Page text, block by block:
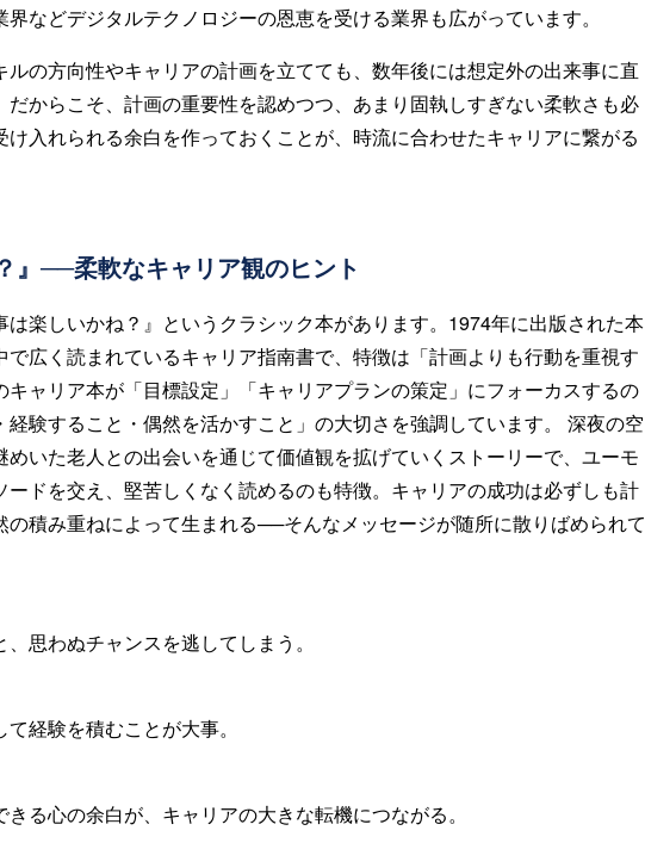
などデジタルテクノロジーの恩恵を受ける業界も広がっています。
の方向性やキャリアの計画を立てても、数年後には想定外の出来事に直
からこそ、計画の重要性を認めつつ、あまり固執しすぎない柔軟さも必
入れられる余白を作っておくことが、時流に合わせたキャリアに繋がる
』──柔軟なキャリア観のヒント
は楽しいかね？』というクラシック本があります。1974年に出版された本
広く読まれているキャリア指南書で、特徴は「計画よりも行動を重視す
キャリア本が「目標設定」「キャリアプランの策定」にフォーカスするの
験すること・偶然を活かすこと」の大切さを強調しています。 深夜の空
いた老人との出会いを通じて価値観を拡げていくストーリーで、ユーモ
ドを交え、堅苦しくなく読めるのも特徴。キャリアの成功は必ずしも計
積み重ねによって生まれる──そんなメッセージが随所に散りばめられて
思わぬチャンスを逃してしまう。
経験を積むことが大事。
る心の余白が、キャリアの大きな転機につながる。